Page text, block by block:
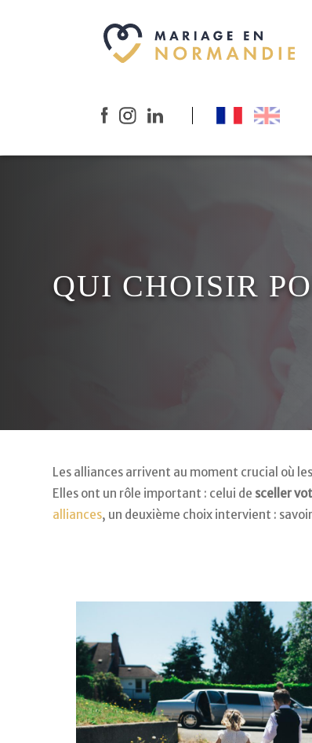
QUI CHOISIR
Les alliances arrivent au moment crucial où
Elles ont un rôle important : celui de sceller
alliances, un deuxième choix intervient :